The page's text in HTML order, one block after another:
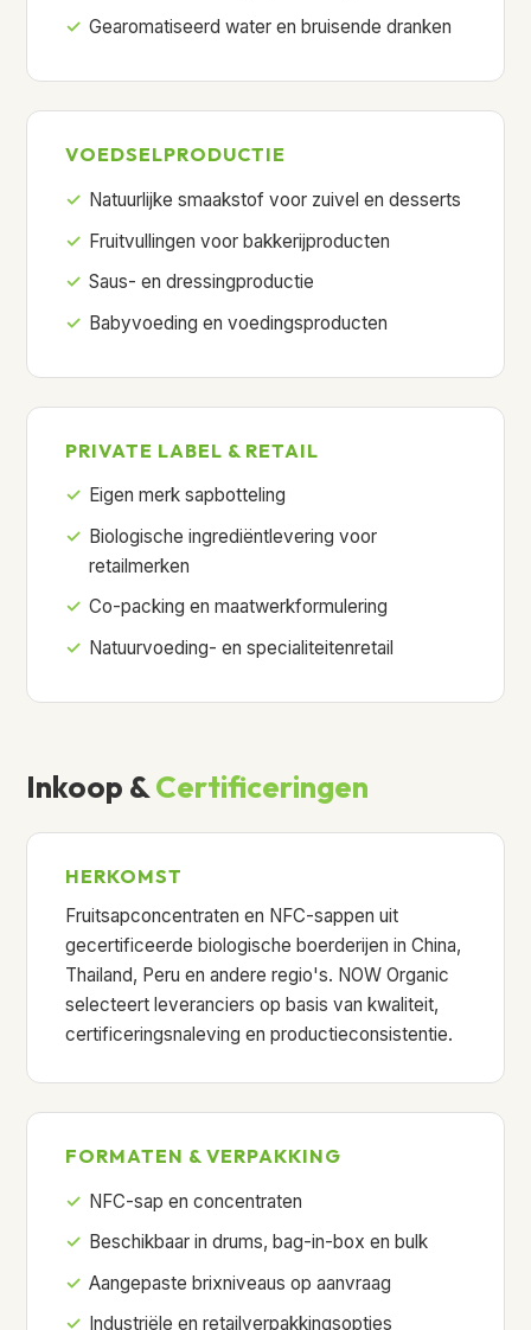
Gearomatiseerd water en bruisende dranken
VOEDSELPRODUCTIE
Natuurlijke smaakstof voor zuivel en desserts
Fruitvullingen voor bakkerijproducten
Saus- en dressingproductie
Babyvoeding en voedingsproducten
PRIVATE LABEL & RETAIL
Eigen merk sapbotteling
Biologische ingrediëntlevering voor
retailmerken
Co-packing en maatwerkformulering
Natuurvoeding- en specialiteitenretail
Inkoop &Certificeringen
HERKOMST
Fruitsapconcentraten en NFC-sappen uit
gecertificeerde biologische boerderijen in China,
Thailand, Peru en andere regio's. NOW Organic
selecteert leveranciers op basis van kwaliteit,
certificeringsnaleving en productieconsistentie.
FORMATEN & VERPAKKING
NFC-sap en concentraten
Beschikbaar in drums, bag-in-box en bulk
Aangepaste brixniveaus op aanvraag
Industriële en retailverpakkingsopties